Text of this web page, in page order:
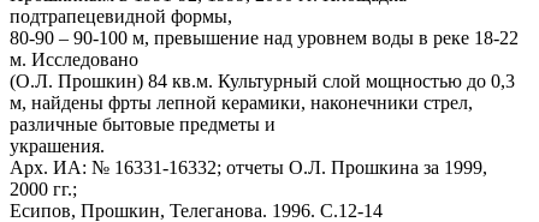
подтрапецевидной формы,
80-90 – 90-100 м, превышение над уровнем воды в реке 18-22
м. Исследовано
(О.Л. Прошкин) 84 кв.м. Культурный слой мощностью до 0,3
м, найдены фрты лепной керамики, наконечники стрел,
различные бытовые предметы и
украшения.
Арх. ИА: № 16331-16332; отчеты О.Л. Прошкина за 1999,
2000 гг.;
Есипов, Прошкин, Телеганова. 1996. С.12-14